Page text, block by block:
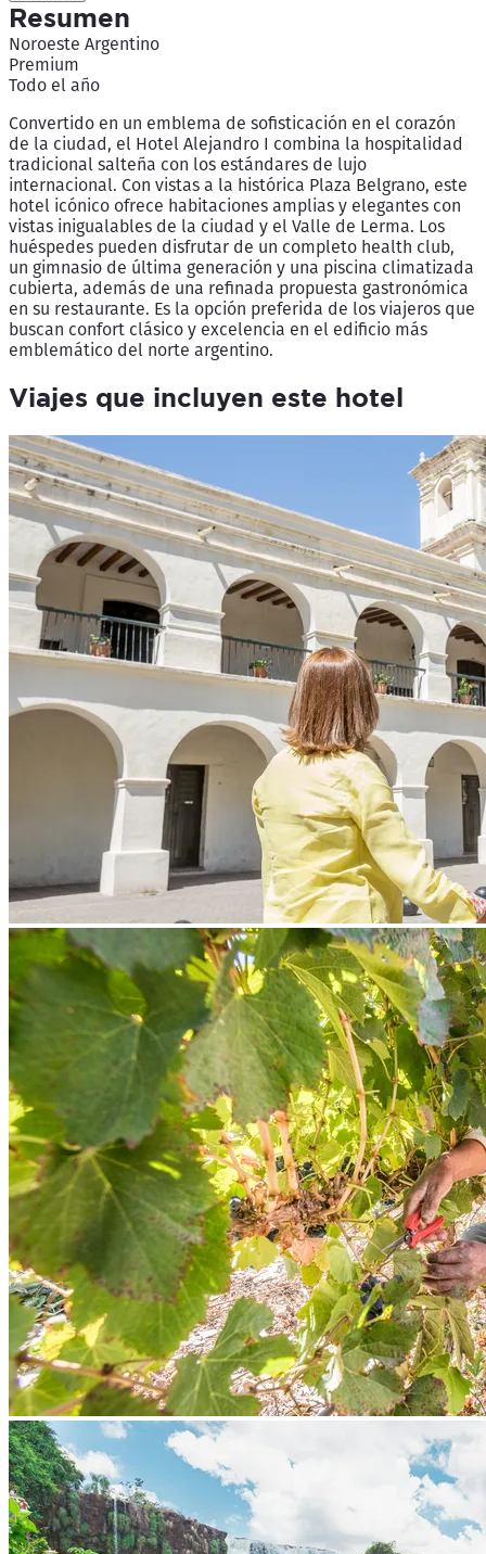
Resumen
Noroeste Argentino
Premium
Todo el año
Convertido en un emblema de sofisticación en el corazón
de la ciudad, el Hotel Alejandro I combina la hospitalidad
tradicional salteña con los estándares de lujo
internacional. Con vistas a la histórica Plaza Belgrano, este
hotel icónico ofrece habitaciones amplias y elegantes con
vistas inigualables de la ciudad y el Valle de Lerma. Los
huéspedes pueden disfrutar de un completo health club,
un gimnasio de última generación y una piscina climatizada
cubierta, además de una refinada propuesta gastronómica
en su restaurante. Es la opción preferida de los viajeros que
buscan confort clásico y excelencia en el edificio más
emblemático del norte argentino.
Viajes que incluyen este hotel